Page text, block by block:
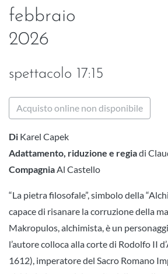
febbraio
2026
spettacolo 17:15
Acquisto online non disponibile
Di Karel Capek
Adattamento, riduzione e regiadi
CompagniaAl Castello
“La pietra filosofale”, simbolo della
capace di risanare la corruzione della
Makropulos, alchimista, è un
l’autore colloca alla corte di Rodolfo II
1612), imperatore del Sacro Romano